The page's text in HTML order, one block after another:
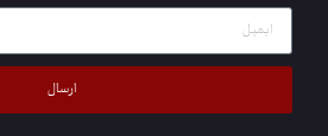
ارسال